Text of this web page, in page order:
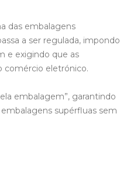
das embalagens
a ser regulada, impondo
e exigindo que as
comércio eletrónico.
embalagem”, garantindo
supérfluas sem